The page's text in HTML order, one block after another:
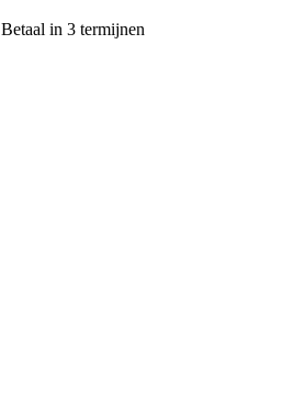
Betaal in 3 termijnen